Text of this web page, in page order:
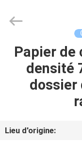
MAISON
GUANGZHOU
BMPAPER
Reserved.Papier de
densité
dossier
Lieu d'origine: